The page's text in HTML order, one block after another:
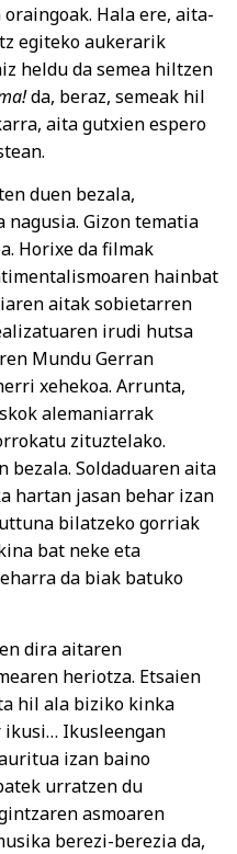
Hala ere, aita-
egiteko aukerarik
heldu da semea hiltzen
da, beraz, semeak hil
aita gutxien espero
duen bezala,
Gizon tematia
Horixe da filmak
hainbat
aitak sobietarren
irudi hutsa
Mundu Gerran
xehekoa. Arrunta,
alemaniarrak
zituztelako.
bezala. Soldaduaren aita
hartan jasan behar izan
bilatzeko gorriak
bat neke eta
da biak batuko
dira aitaren
heriotza. Etsaien
hil ala biziko kinka
Ikusleengan
izan baino
urratzen du
asmoaren
berezi-berezia da,